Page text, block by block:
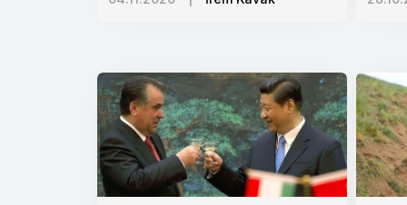
Bahar Kalkanı Harekâtı: Askerî,
Afrika-Avrupa Hattında Müze
İranda Sistem Krizi Tartışmaları
Keşmirde İhlaller Kaygı Uyandırıyor
Türkiyede Tarım Politikaları ve